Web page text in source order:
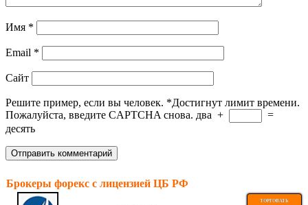
Имя *
Email *
Сайт
Решите пример, если вы человек. *Достигнут лимит времени.
Пожалуйста, введите CAPTCHA снова. два +
=
десять
Брокеры форекс с лицензией ЦБ РФ
ТОРГОВАТЬ